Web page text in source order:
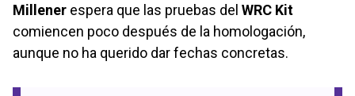
Millener espera que las pruebas del WRC Kit
comiencen poco después de la homologación,
aunque no ha querido dar fechas concretas.